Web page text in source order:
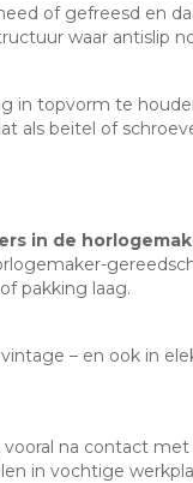
of gefreesd en
waar antislip
in topvorm te
als beitel of
in de
pakking laag.
– en ook in
na contact
in vochtige